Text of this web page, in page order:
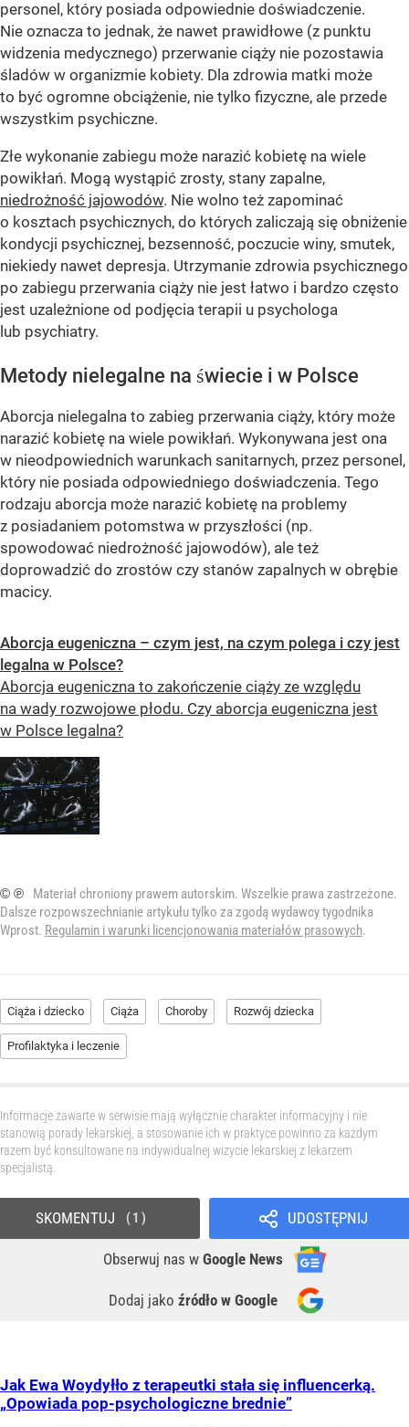
personel, który posiada odpowiednie doświadczenie.
Nie oznacza to jednak, że nawet prawidłowe (z punktu
widzenia medycznego) przerwanie ciąży nie pozostawia
śladów w organizmie kobiety. Dla zdrowia matki może
to być ogromne obciążenie, nie tylko fizyczne, ale przede
wszystkim psychiczne.
Złe wykonanie zabiegu może narazić kobietę na wiele
powikłań. Mogą wystąpić zrosty, stany zapalne,
niedrożność jajowodów. Nie wolno też zapominać
o kosztach psychicznych, do których zaliczają się obniżenie
kondycji psychicznej, bezsenność, poczucie winy, smutek,
niekiedy nawet depresja. Utrzymanie zdrowia psychicznego
po zabiegu przerwania ciąży nie jest łatwo i bardzo często
jest uzależnione od podjęcia terapii u psychologa
lub psychiatry.
Metody nielegalne na świecie i w Polsce
Aborcja nielegalna to zabieg przerwania ciąży, który może
narazić kobietę na wiele powikłań. Wykonywana jest ona
w nieodpowiednich warunkach sanitarnych, przez personel,
który nie posiada odpowiedniego doświadczenia. Tego
rodzaju aborcja może narazić kobietę na problemy
z posiadaniem potomstwa w przyszłości (np.
spowodować niedrożność jajowodów), ale też
doprowadzić do zrostów czy stanów zapalnych w obrębie
macicy.
Aborcja eugeniczna – czym jest, na czym polega i czy jest
legalna w Polsce?
Aborcja eugeniczna to zakończenie ciąży ze względu
na wady rozwojowe płodu. Czy aborcja eugeniczna jest
w Polsce legalna?
© ℗
Materiał chroniony prawem autorskim. Wszelkie prawa zastrzeżone.
Dalsze rozpowszechnianie artykułu tylko za zgodą wydawcy tygodnika
Wprost. Regulamin i warunki licencjonowania materiałów prasowych.
Ciąża i dziecko Ciąża Choroby Rozwój dziecka
Profilaktyka i leczenie
Informacje zawarte w serwisie mają wyłącznie charakter informacyjny i nie
stanowią porady lekarskiej, a stosowanie ich w praktyce powinno za każdym
razem być konsultowane na indywidualnej wizycie lekarskiej z lekarzem
specjalistą.
UDOSTĘPNIJ
Obserwuj nas w Google News
Dodaj jako źródło w Google
SKOMENTUJ 1
Jak Ewa Woydyłło z terapeutki stała się influencerką.
„Opowiada pop-psychologiczne brednie”